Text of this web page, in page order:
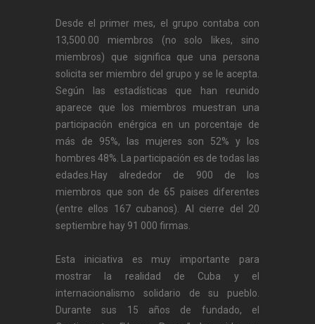
Desde el primer mes, el grupo contaba con
13,500.00 miembros (no solo likes, sino
miembros) que significa que una persona
solicita ser miembro del grupo y se le acepta.
Según las estadísticas que han reunido
aparece que los miembros muestran una
participación enérgica en un porcentaje de
más de 95%, las mujeres son 52% y los
hombres 48%. La participación es de todas las
edades.Hay alrededor de 900 de los
miembros que son de 65 paises diferentes
(entre ellos 167 cubanos). Al cierre del 20
septiembre hay 91 000 firmas.
Esta iniciativa es muy importante para
mostrar la realidad de Cuba y el
internacionalismo solidario de su pueblo.
Durante sus 15 años de fundado, el